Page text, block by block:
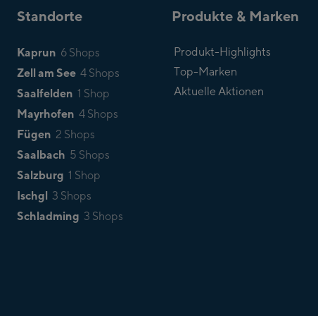
Standorte
Kaprun 6 Shops
Zell am See 4 Shops
Saalfelden 1 Shop
Mayrhofen 4 Shops
Fügen 2 Shops
Saalbach 5 Shops
Salzburg 1 Shop
Ischgl 3 Shops
Schladming 3 Shops
Produkte & Marken
Produkt-Highlights
Top-Marken
Aktuelle Aktionen